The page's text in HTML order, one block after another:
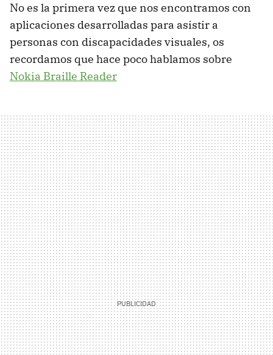
No es la primera vez que nos encontramos con
aplicaciones desarrolladas para asistir a
personas con discapacidades visuales, os
recordamos que hace poco hablamos sobre
Nokia Braille Reader